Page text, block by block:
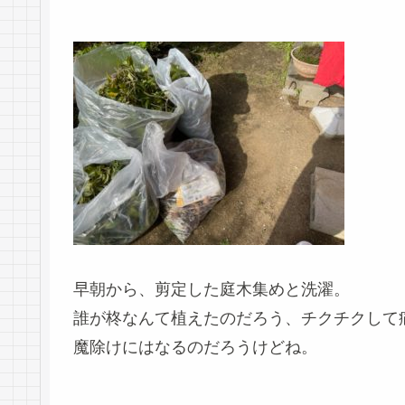
早朝から、剪定した庭木集めと洗濯。
誰が柊なんて植えたのだろう、チクチクして
魔除けにはなるのだろうけどね。